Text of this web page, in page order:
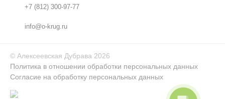
+7 (812) 300-97-77
info@o-krug.ru
© Алексеевская Дубрава 2026
Политика в отношении обработки персональных данных
Согласие на обработку персональных данных